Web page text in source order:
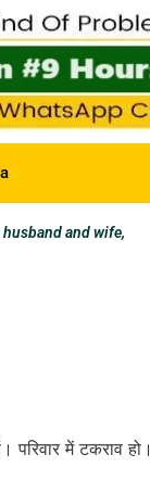
husband and wife,
में टकराव हो।